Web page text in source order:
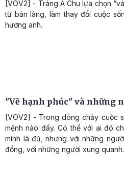
[VOV2] - Tráng A Chu lựa chọn
từ bản làng, làm thay đổi cuộc
hương anh.
"Vẽ hạnh phúc" và những
[VOV2] - Trong dòng chảy cuộc
mệnh nào đấy. Có thể với ai đó
mình là đủ, nhưng với những
đồng, với những người xung quanh.